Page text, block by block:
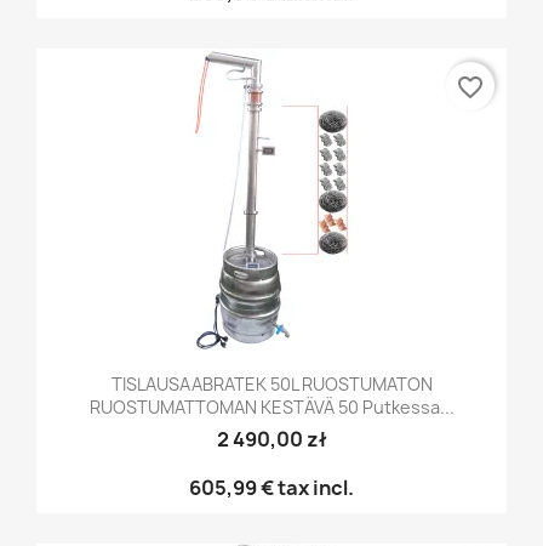
TISLAUSAABRATEK 50L RUOSTUMATON
RUOSTUMATTOMAN KESTÄVÄ 50 Putkessa...
2 490,00 zł
605,99 €tax incl.
favorite_border